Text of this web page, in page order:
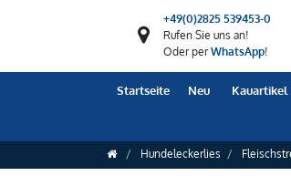
+49(0)2825 539453-0
Rufen Sie uns an!
Oder perWhatsApp!
Startseite Neu Kauartikel
Hundeleckerlies